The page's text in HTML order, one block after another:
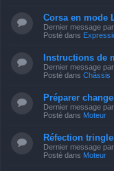
Corsa en mode
Dernier message par
Posté dans
Instructions de
Dernier message par
Posté dans Châssis
Préparer
Dernier message par
Posté dans Moteur
Réfection
Dernier message par
Posté dans Moteur